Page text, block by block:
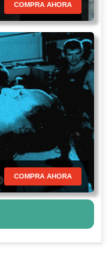
COMPRA AHORA
COMPRA AHORA